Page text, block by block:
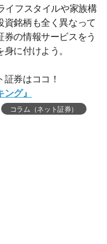
イフスタイルや家族構
銘柄も全く異なって
の情報サービスをう
に付けよう。
券はココ！
グ』
コラム（ネット証券）